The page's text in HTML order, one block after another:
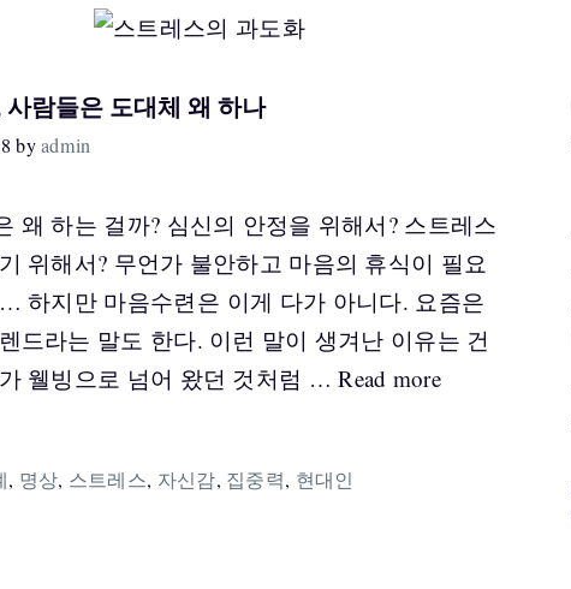
람들은 도대체 왜 하나
byadmin
왜 하는 걸까? 심신의 안정을 위해서? 스트레스
위해서? 무언가 불안하고 마음의 휴식이 필요
하지만 마음수련은 이게 다가 아니다. 요즘은
드라는 말도 한다. 이런 말이 생겨난 이유는 건
웰빙으로 넘어 왔던 것처럼 …Read more
, 명상, 스트레스, 자신감, 집중력, 현대인